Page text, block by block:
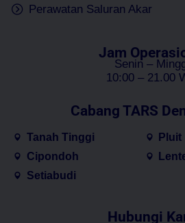
Perawatan Saluran Akar
Jam
Senin –
10:00 – 21.00
Cabang TARS
Tanah Tinggi
Cipondoh
Setiabudi
Pluit
Hubungi